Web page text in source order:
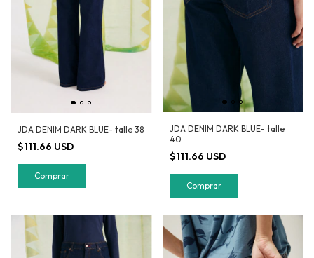
JDA DENIM DARK BLUE- talle 38
$111.66 USD
Comprar
JDA DENIM DARK BLUE- talle
40
$111.66 USD
Comprar